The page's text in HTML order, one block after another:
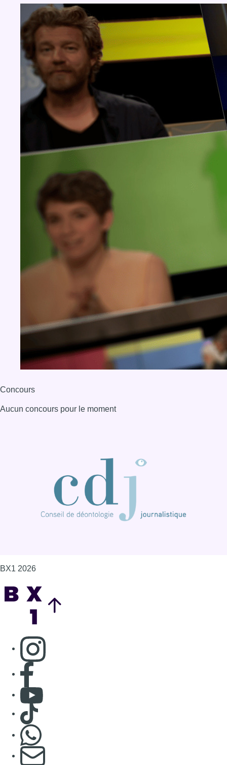
Aucun concours pour le moment
Consulter page Instagram
S'abonner à notre newsletter
Connaître BX1
Publicité
Offres d'emploi
Contact
Mentions légales
Politique de cookies (UE)
Gérer les cookies